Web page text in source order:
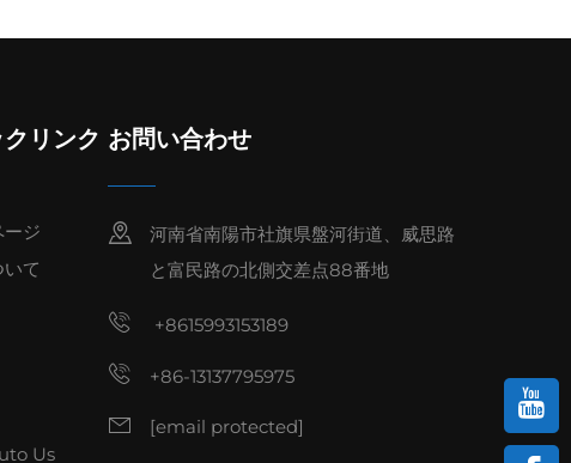
リンク
ージ
て
Us
お問い合わせ
河南省南陽市社旗県盤河街道、威思路
と富民路の北側交差点88番地
+8615993153189
+86-13137795975
[email protected]